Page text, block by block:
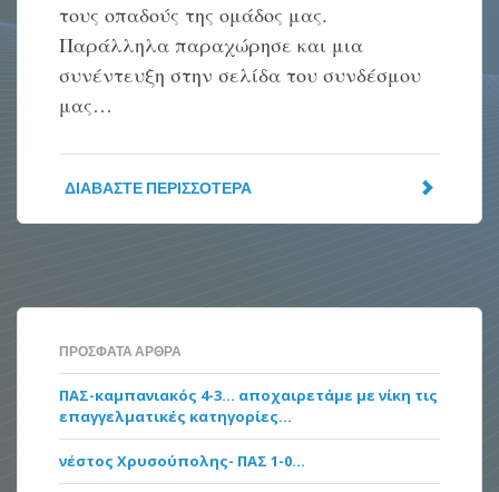
τους οπαδούς της ομάδος μας.
Παράλληλα παραχώρησε και μια
συνέντευξη στην σελίδα του συνδέσμου
μας…
ΔΙΑΒΆΣΤΕ ΠΕΡΙΣΣΌΤΕΡΑ
ΠΡΌΣΦΑΤΑ ΆΡΘΡΑ
ΠΑΣ-καμπανιακός 4-3… αποχαιρετάμε με νίκη τις
επαγγελματικές κατηγορίες…
νέστος Χρυσούπολης- ΠΑΣ 1-0…